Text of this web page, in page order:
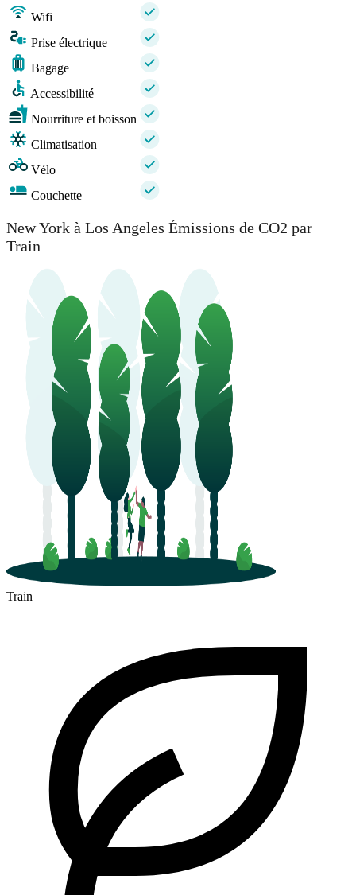
Wifi
Prise électrique
Bagage
Accessibilité
Nourriture et boisson
Climatisation
Vélo
Couchette
New York à Los Angeles Émissions de CO2 par
Train
Train